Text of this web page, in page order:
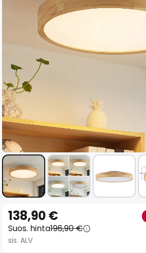
to
the
beginning
138,90 €
Suos. hinta196,90 €
sis. ALV